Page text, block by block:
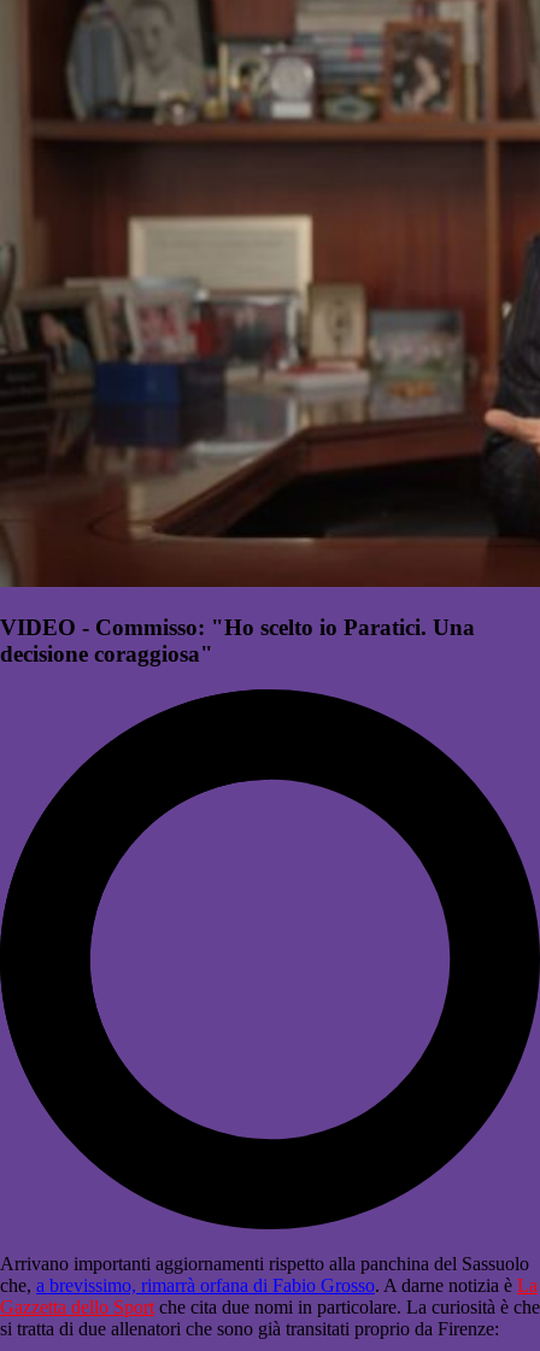
VIDEO - Commisso: "Ho scelto io Paratici. Una
decisione coraggiosa"
Arrivano importanti aggiornamenti rispetto alla panchina del Sassuolo
che, a brevissimo, rimarrà orfana di Fabio Grosso. A darne notizia è La
Gazzetta dello Sportche cita due nomi in particolare. La curiosità è che
si tratta di due allenatori che sono già transitati proprio da Firenze: